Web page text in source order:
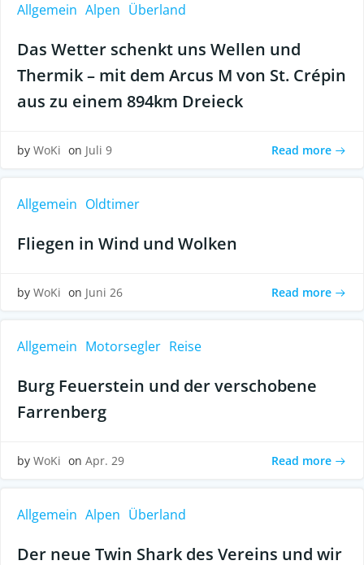
Allgemein Alpen Überland
Das Wetter schenkt uns Wellen und
Thermik – mit dem Arcus M von St. Crépin
aus zu einem 894km Dreieck
by WoKi on Juli 9 Read more
Allgemein Oldtimer
Fliegen in Wind und Wolken
by WoKi on Juni 26 Read more
Allgemein Motorsegler Reise
Burg Feuerstein und der verschobene
Farrenberg
by WoKi on Apr. 29 Read more
Allgemein Alpen Überland
Der neue Twin Shark des Vereins und wir